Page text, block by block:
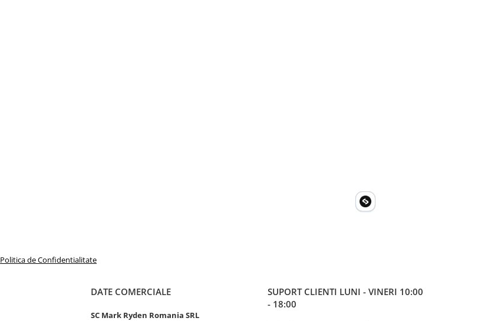
Politica de Confidentialitate
DATE COMERCIALE
SC Mark Ryden Romania SRL
SUPORT CLIENTI LUNI - VINERI 10:00
- 18:00